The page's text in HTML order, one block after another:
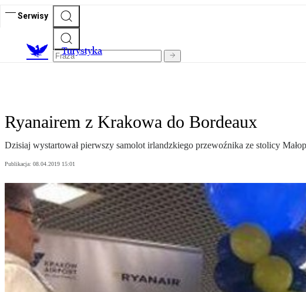
Serwisy
Turystyka
Ryanairem z Krakowa do Bordeaux
Dzisiaj wystartował pierwszy samolot irlandzkiego przewoźnika ze stolicy
Publikacja: 08.04.2019 15:01